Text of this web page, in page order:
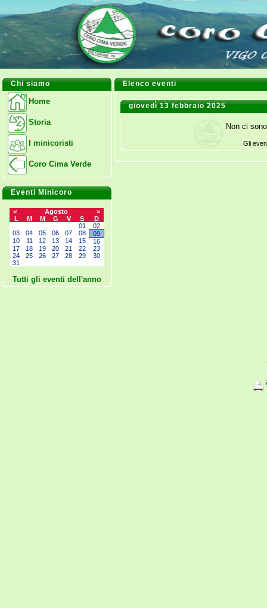
Chi siamo
Home
Storia
I minicoristi
Coro Cima Verde
Eventi Minicoro
< Agosto
>
L
M M G V S
D
01
02
03
04 05 06 07 08
09
10
11 12 13 14 15
16
17
18 19 20 21 22
23
24
25 26 27 28 29
30
31
Tutti gli eventi dell'anno
Elenco eventi
giovedì 13 febbraio 2025
Non ci
Gli